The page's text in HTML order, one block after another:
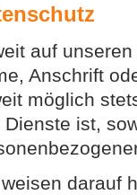
auf
Anschrift
möglich
Dienste ist,
darauf